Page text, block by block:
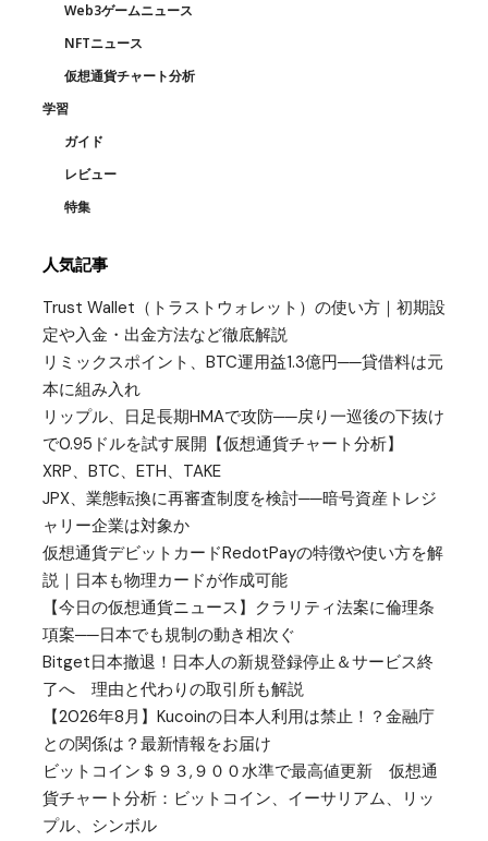
Web3ゲームニュース
NFTニュース
仮想通貨チャート分析
学習
ガイド
レビュー
特集
人気記事
Trust Wallet（トラストウォレット）の使い方｜初期設
定や入金・出金方法など徹底解説
リミックスポイント、BTC運用益1.3億円──貸借料は元
本に組み入れ
リップル、日足長期HMAで攻防──戻り一巡後の下抜け
で0.95ドルを試す展開【仮想通貨チャート分析】
XRP、BTC、ETH、TAKE
JPX、業態転換に再審査制度を検討──暗号資産トレジ
ャリー企業は対象か
仮想通貨デビットカードRedotPayの特徴や使い方を解
説｜日本も物理カードが作成可能
【今日の仮想通貨ニュース】クラリティ法案に倫理条
項案──日本でも規制の動き相次ぐ
Bitget日本撤退！日本人の新規登録停止＆サービス終
了へ 理由と代わりの取引所も解説
【2026年8月】Kucoinの日本人利用は禁止！？金融庁
との関係は？最新情報をお届け
ビットコイン＄９３,９００水準で最高値更新 仮想通
貨チャート分析：ビットコイン、イーサリアム、リッ
プル、シンボル